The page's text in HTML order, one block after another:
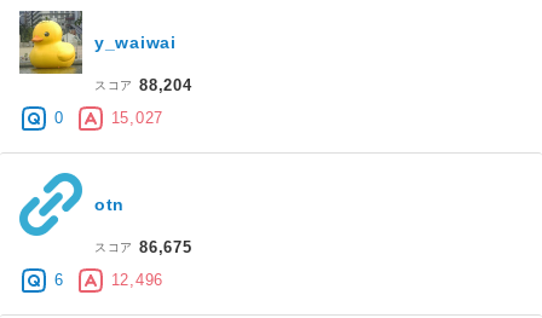
y_waiwai
スコア
88,204
0
15,027
otn
スコア
86,675
6
12,496